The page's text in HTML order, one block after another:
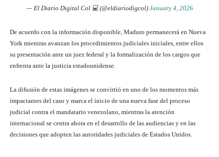
— El Diario Digital Col 💻 (@eldiariodigcol) January 4, 2026
De acuerdo con la información disponible, Maduro permanecerá en Nueva
York mientras avanzan los procedimientos judiciales iniciales, entre ellos
su presentación ante un juez federal y la formalización de los cargos que
enfrenta ante la justicia estadounidense.
La difusión de estas imágenes se convirtió en uno de los momentos más
impactantes del caso y marca el inicio de una nueva fase del proceso
judicial contra el mandatario venezolano, mientras la atención
internacional se centra ahora en el desarrollo de las audiencias y en las
decisiones que adopten las autoridades judiciales de Estados Unidos.